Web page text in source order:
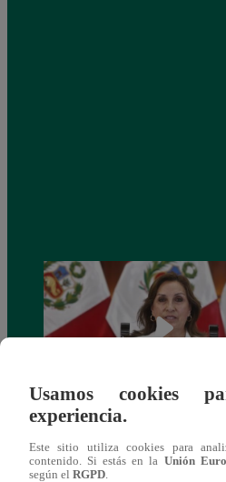
salario presidencial se aplique
Usamos cookies
experiencia.
Este sitio utiliza cookies para
contenido. Si estás en la Unión
según el RGPD